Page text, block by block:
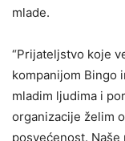
mlade.
“Prijateljstvo koje
kompanijom Bingo
mladim ljudima i
organizacije želim
posvećenost.